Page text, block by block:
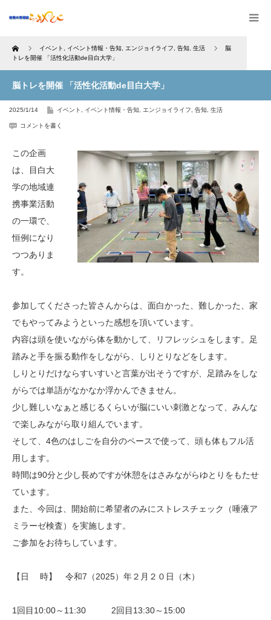
Home イベント イベント情報・告知 エンジョイライフ 告知 生活
脳
トレを開催 「活性化活動de目白大学」
脳トレを開催 「活性化活動de目白大学」
2025/1/14 イベント イベント情報・告知 エンジョイライフ 告知 生活
コメントを書く
この企画
は、目白大
学の地域連
携事業活動
の一環で、
恒例になり
つつありま
す。
参加してくださった皆さんからは、面白かった、難しかった、家
でもやってみようといった感想を頂いています。
内容は頭を使いながら体を動かして、リフレッシュをします。足
踏みと手を振る動作をしながら、しりとりなどをします。
しりとりだけならすいすいと言葉が出そうですが、足踏みをしな
がらでは単語がなかなか浮かんできません。
少し難しいなぁと感じるくらいが脳にいい刺激となって、みんな
で楽しみながら取り組んでいます。
そして、4色のはしごを自分のペースで使って、頭も体もフル活
用します。
時間は90分と少し長めですが休憩をはさみながらゆとりをもたせ
ています。
また、今回は、開始前に希望者のみにストレスチェック（唾液ア
ミラーゼ検査）を実施します。
ご参加をお待ちしています。
【日 時】 令和7（2025）年２月２０日（木）
1回目10:00～11:30 2回目13:30～15:00